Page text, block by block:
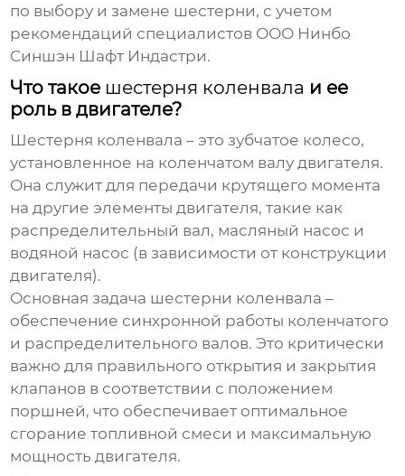
по выбору и замене шестерни, с учетом
рекомендаций специалистов ООО Нинбо
Синшэн Шафт Индастри.
Что такое шестерня коленвала и ее
роль в двигателе?
Шестерня коленвала – это зубчатое колесо,
установленное на коленчатом валу двигателя.
Она служит для передачи крутящего момента
на другие элементы двигателя, такие как
распределительный вал, масляный насос и
водяной насос (в зависимости от конструкции
двигателя).
Основная задача шестерни коленвала –
обеспечение синхронной работы коленчатого
и распределительного валов. Это критически
важно для правильного открытия и закрытия
клапанов в соответствии с положением
поршней, что обеспечивает оптимальное
сгорание топливной смеси и максимальную
мощность двигателя.